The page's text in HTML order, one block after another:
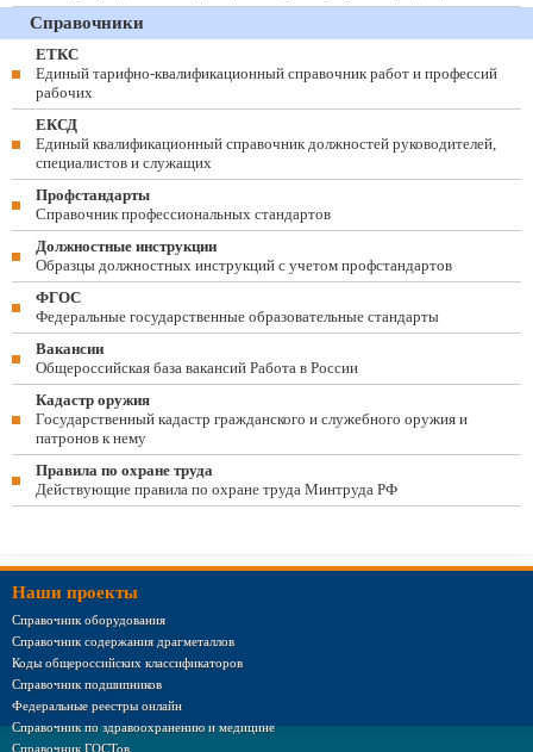
Справочники
ЕТКС
Единый тарифно-квалификационный справочник работ и профессий
рабочих
ЕКСД
Единый квалификационный справочник должностей руководителей,
специалистов и служащих
Профстандарты
Справочник профессиональных стандартов
Должностные инструкции
Образцы должностных инструкций с учетом профстандартов
ФГОС
Федеральные государственные образовательные стандарты
Вакансии
Общероссийская база вакансий Работа в России
Кадастр оружия
Государственный кадастр гражданского и служебного оружия и
патронов к нему
Правила по охране труда
Действующие правила по охране труда Минтруда РФ
Наши проекты
Справочник оборудования
Справочник содержания драгметаллов
Коды общероссийских классификаторов
Справочник подшипников
Федеральные реестры онлайн
Справочник по здравоохранению и медицине
Справочник ГОСТов